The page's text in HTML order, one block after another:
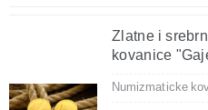
Zlatne i
kovanice
Numizmaticke